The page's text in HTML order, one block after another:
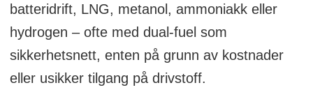
batteridrift, LNG, metanol, ammoniakk eller
hydrogen – ofte med dual-fuel som
sikkerhetsnett, enten på grunn av kostnader
eller usikker tilgang på drivstoff.